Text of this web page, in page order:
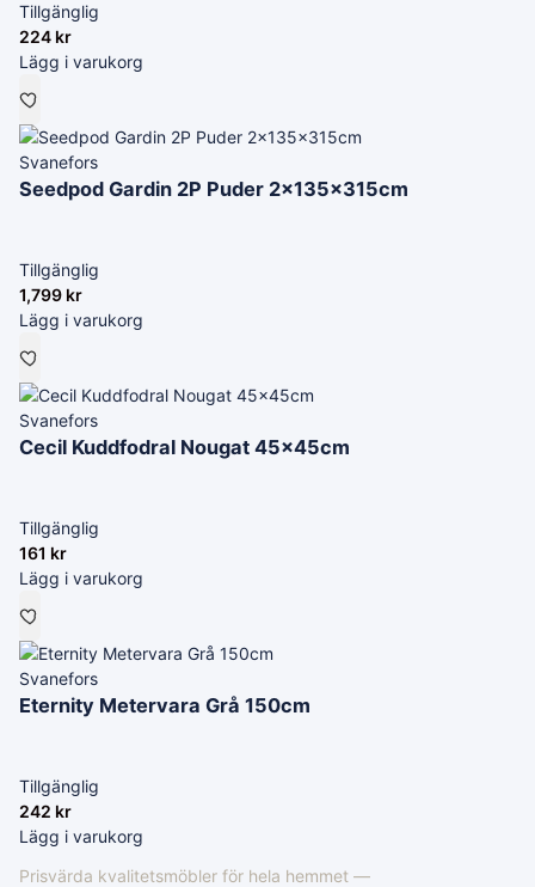
Tillgänglig
224 kr
Lägg i varukorg
Svanefors
Seedpod Gardin 2P Puder 2x135x315cm
Tillgänglig
1,799 kr
Lägg i varukorg
Svanefors
Cecil Kuddfodral Nougat 45x45cm
Tillgänglig
161 kr
Lägg i varukorg
Svanefors
Eternity Metervara Grå 150cm
Tillgänglig
242 kr
Lägg i varukorg
Prisvärda kvalitetsmöbler för hela hemmet —